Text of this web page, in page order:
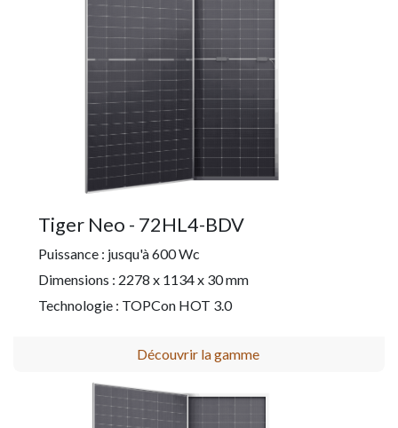
Tiger Neo - 72HL4-BDV
Puissance : jusqu'à 600 Wc
Dimensions : 2278 x 1134 x 30 mm
Technologie : TOPCon HOT 3.0
Découvrir la gamme